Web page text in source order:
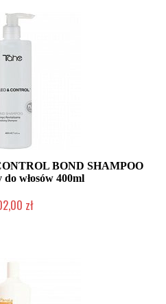
BOND SHAMPOO
włosów 400ml
zł